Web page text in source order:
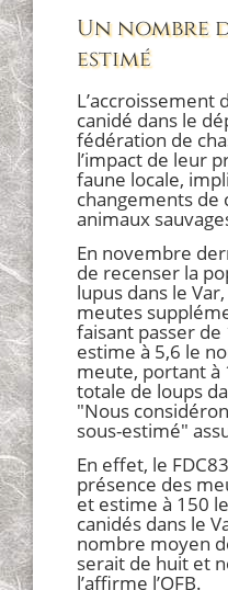
Un nombre
estimé
L’accroissement
canidé dans le
fédération de
l’impact de leur
faune locale,
changements
animaux
En novembre
de recenser la
lupus dans le
meutes
faisant passer de
estime à 5,6 le
meute, portant à
totale de loups
"Nous
sous-estimé"
En effet, le
présence des
et estime à 150
canidés dans le
nombre moyen
serait de huit et
l’affirme l’OFB.